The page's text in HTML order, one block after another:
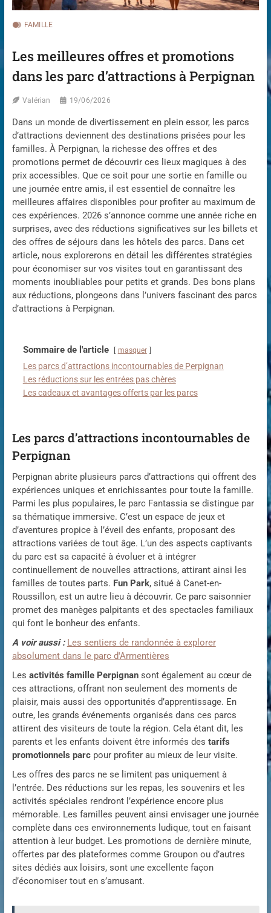
FAMILLE
Les meilleures offres et promotions
dans les parc d’attractions à Perpignan
Valérian 19/06/2026
Dans un monde de divertissement en plein essor, les parcs
d’attractions deviennent des destinations prisées pour les
familles. À Perpignan, la richesse des offres et des
promotions permet de découvrir ces lieux magiques à des
prix accessibles. Que ce soit pour une sortie en famille ou
une journée entre amis, il est essentiel de connaître les
meilleures affaires disponibles pour profiter au maximum de
ces expériences. 2026 s’annonce comme une année riche en
surprises, avec des réductions significatives sur les billets et
des offres de séjours dans les hôtels des parcs. Dans cet
article, nous explorerons en détail les différentes stratégies
pour économiser sur vos visites tout en garantissant des
moments inoubliables pour petits et grands. Des bons plans
aux réductions, plongeons dans l’univers fascinant des parcs
d’attractions à Perpignan.
Sommaire de l'article masquer
Les parcs d’attractions incontournables de Perpignan
Les réductions sur les entrées pas chères
Les cadeaux et avantages offerts par les parcs
Les parcs d’attractions incontournables de
Perpignan
Perpignan abrite plusieurs parcs d’attractions qui offrent des
expériences uniques et enrichissantes pour toute la famille.
Parmi les plus populaires, le parc Fantassia se distingue par
sa thématique immersive. C’est un espace de jeux et
d’aventures propice à l’éveil des enfants, proposant des
attractions variées de tout âge. L’un des aspects captivants
du parc est sa capacité à évoluer et à intégrer
continuellement de nouvelles attractions, attirant ainsi les
familles de toutes parts. Fun Park, situé à Canet-en-
Roussillon, est un autre lieu à découvrir. Ce parc saisonnier
promet des manèges palpitants et des spectacles familiaux
qui font le bonheur des enfants.
A voir aussi : Les sentiers de randonnée à explorer
absolument dans le parc d'Armentières
Les activités famille Perpignansont également au cœur de
ces attractions, offrant non seulement des moments de
plaisir, mais aussi des opportunités d’apprentissage. En
outre, les grands événements organisés dans ces parcs
attirent des visiteurs de toute la région. Cela étant dit, les
parents et les enfants doivent être informés des tarifs
promotionnels parcpour profiter au mieux de leur visite.
Les offres des parcs ne se limitent pas uniquement à
l’entrée. Des réductions sur les repas, les souvenirs et les
activités spéciales rendront l’expérience encore plus
mémorable. Les familles peuvent ainsi envisager une journée
complète dans ces environnements ludique, tout en faisant
attention à leur budget. Les promotions de dernière minute,
offertes par des plateformes comme Groupon ou d’autres
sites dédiés aux loisirs, sont une excellente façon
d’économiser tout en s’amusant.